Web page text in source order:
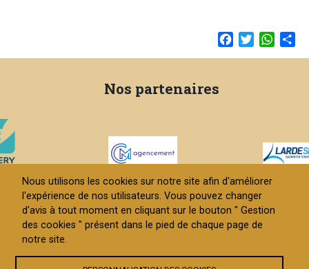
FacebookTwitter
Nos partenaires
Nous utilisons les cookies sur notre site afin d'améliorer
l'expérience de nos utilisateurs. Vous pouvez changer
d'avis à tout moment en cliquant sur le bouton " Gestion
des cookies " présent dans le pied de chaque page de
notre site.